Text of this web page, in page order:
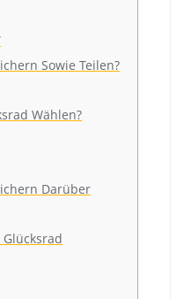
Sowie Teilen?
Wählen?
Darüber